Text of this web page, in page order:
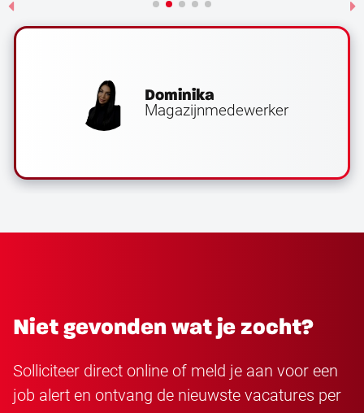
Dominika
Magazijnmedewerker
Niet gevonden wat je zocht?
Solliciteer direct online of meld je aan voor een
job alert en ontvang de nieuwste vacatures per